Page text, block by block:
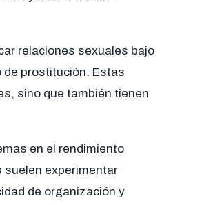
relaciones sexuales bajo
de prostitución. Estas
sino que también tienen
en el rendimiento
suelen experimentar
de organización y